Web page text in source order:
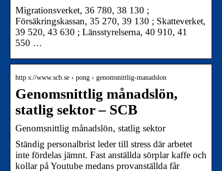
Migrationsverket, 36 780, 38 130 ;
Försäkringskassan, 35 270, 39 130 ; Skatteverket,
39 520, 43 630 ; Länsstyrelserna, 40 910, 41
550 …
http s://www.scb.se › pong › genomsnittlig-manadslon
Genomsnittlig månadslön,
statlig sektor – SCB
Genomsnittlig månadslön, statlig sektor
Ständig personalbrist leder till stress där arbetet
inte fördelas jämnt. Fast anställda sörplar kaffe och
kollar på Youtube medans provanställda får